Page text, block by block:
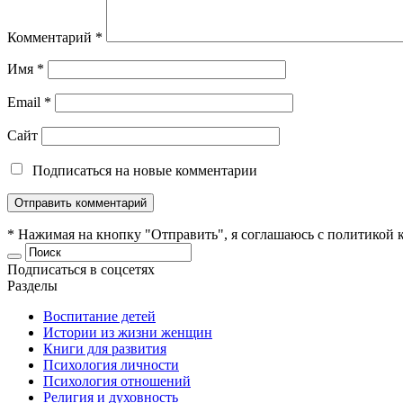
Комментарий *
Имя *
Email *
Сайт
Подписаться на новые комментарии
* Нажимая на кнопку "Отправить", я соглашаюсь с политикой
Подписаться в соцсетях
Разделы
Воспитание детей
Истории из жизни женщин
Книги для развития
Психология личности
Психология отношений
Религия и духовность